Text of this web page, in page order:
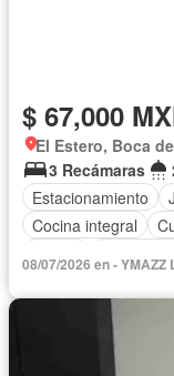
$ 67,000
El Estero, Boca
3 Recámaras
Estacionamiento
Cocina integral
Acceso
Aire
Calefacción
Caseta de vigilancia
08/07/2026 en -